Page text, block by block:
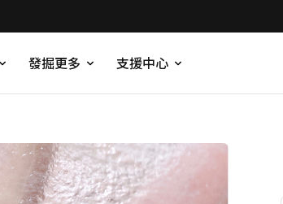
發掘更多 支援中心